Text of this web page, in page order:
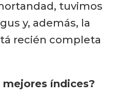
tuvimos
y, además, la
recién completa
mejores índices?